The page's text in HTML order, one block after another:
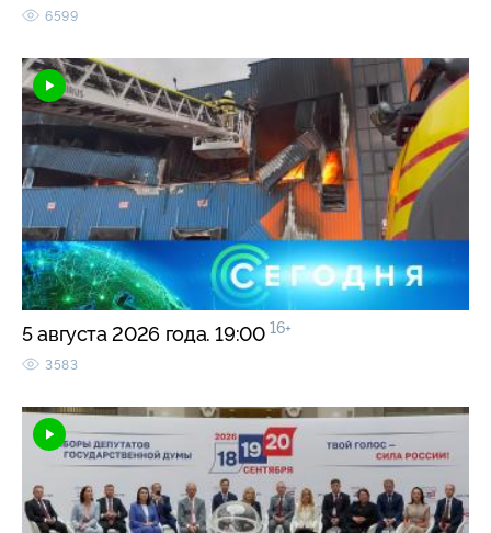
6599
5 августа 2026 года. 19:00 16+
3583